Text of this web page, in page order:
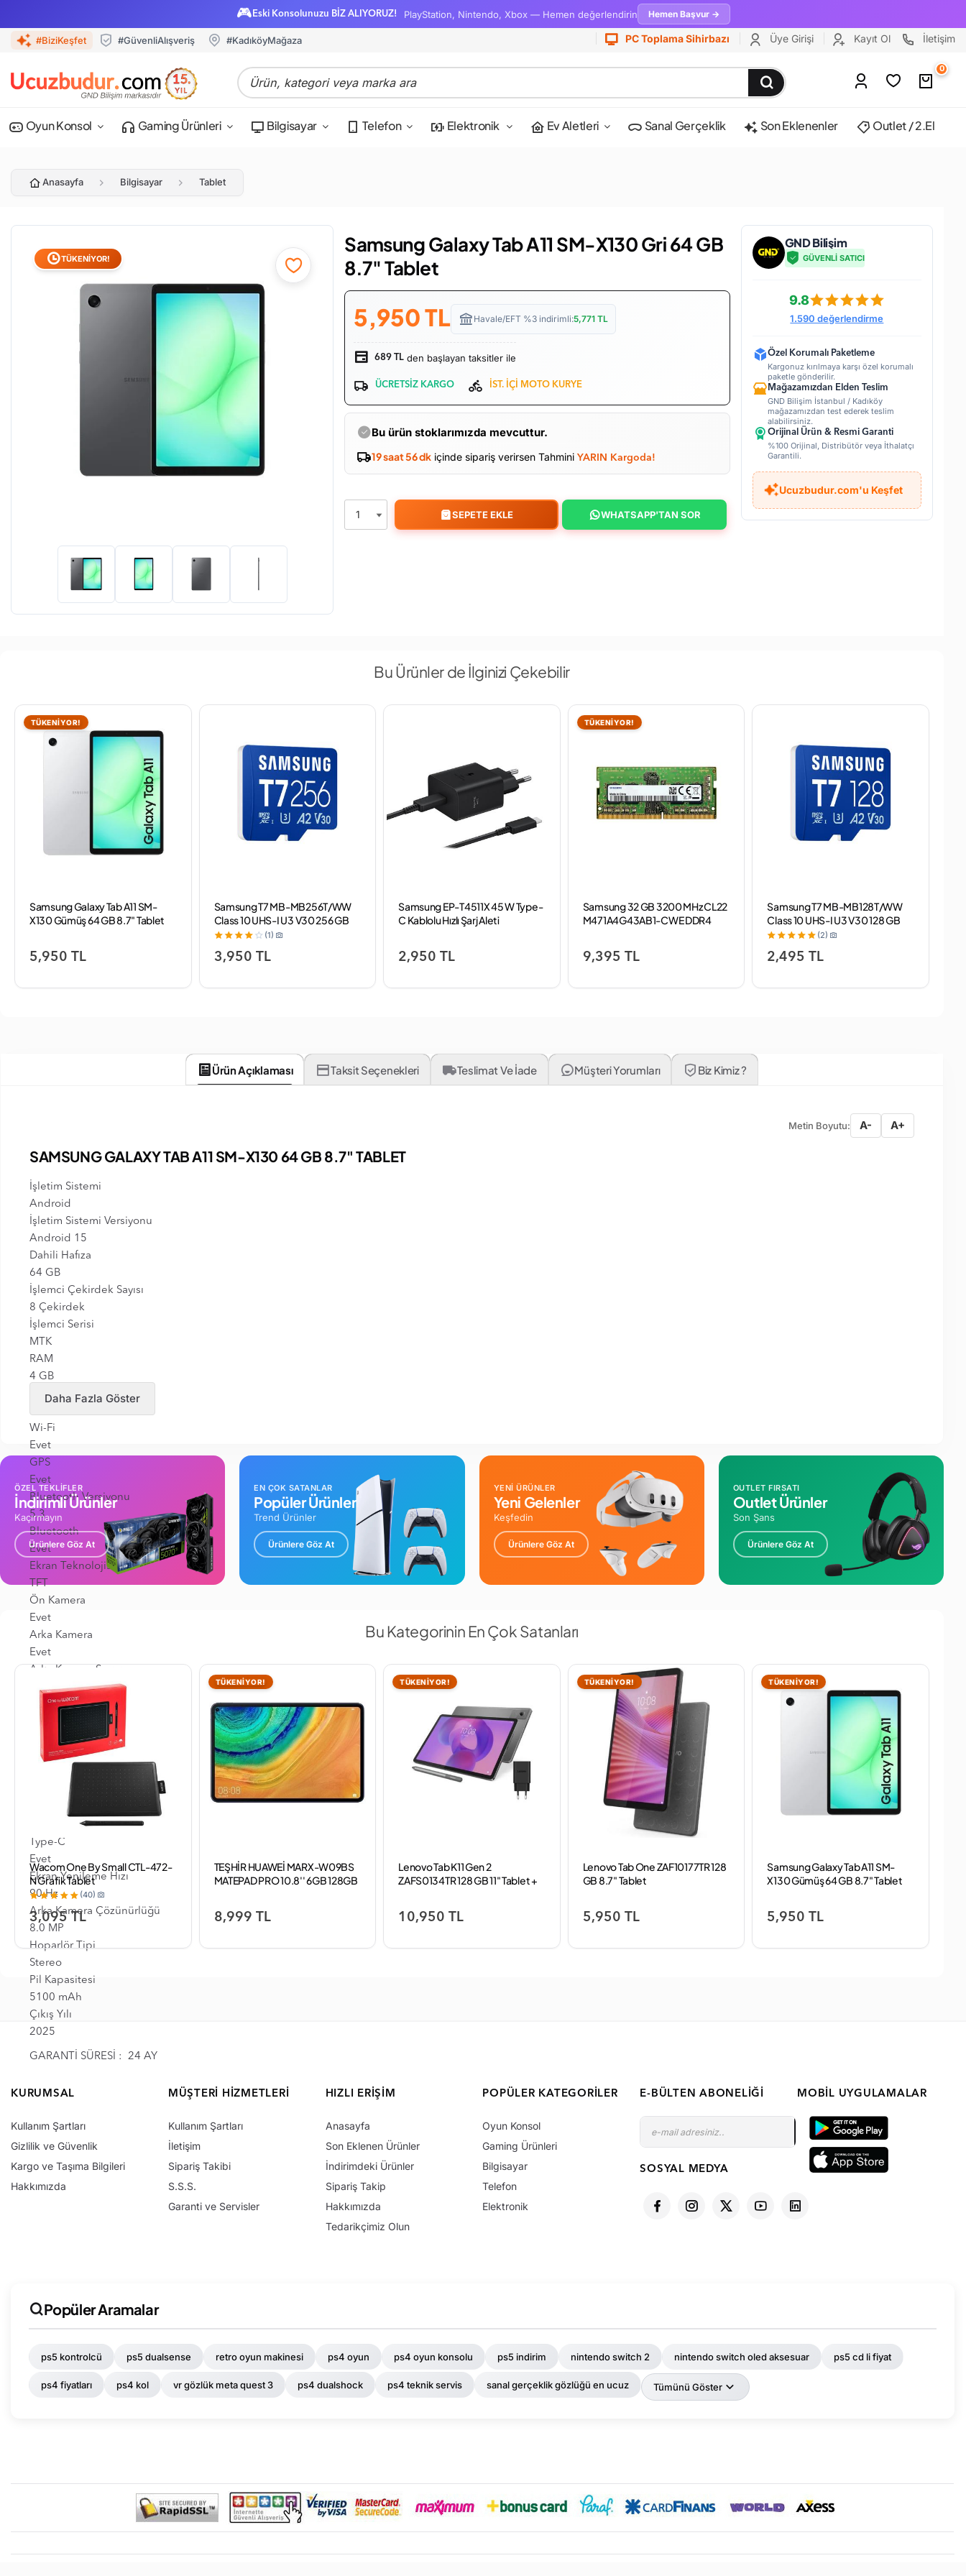
🎮 Eski Konsolunuzu BİZ ALIYORUZ! PlayStation, Nintendo, Xbox — Hemen değerlendirin Hemen Başvur →
#BiziKeşfet #GüvenliAlışveriş #KadıköyMağaza PC Toplama Sihirbazı Üye Girişi Kayıt Ol İletişim
0
Oyun Konsol Gaming Ürünleri Bilgisayar Telefon Elektronik Ev Aletleri Sanal Gerçeklik Son Eklenenler Outlet / 2.El
Anasayfa Bilgisayar Tablet
TÜKENİYOR!
Samsung Galaxy Tab A11 SM-X130 Gri 64 GB
8.7" Tablet
5,950TL Havale/EFT %3 indirimli:5,771 TL
689 TL den başlayan taksitler ile
ÜCRETSİZ KARGO İST. İÇİ MOTO KURYE
Bu ürün stoklarımızda mevcuttur.
19 saat 56 dk içinde sipariş verirsen TahminiYARIN Kargoda!
SEPETE EKLE WHATSAPP'TAN SOR
GND Bilişim
GÜVENLİ SATICI
9.8
1.590 değerlendirme
Özel Korumalı Paketleme
Kargonuz kırılmaya karşı özel korumalı
paketle gönderilir.
Mağazamızdan Elden Teslim
GND Bilişim İstanbul / Kadıköy
mağazamızdan test ederek teslim
alabilirsiniz.
Orijinal Ürün & Resmi Garanti
%100 Orijinal, Distribütör veya İthalatçı
Garantili.
Ucuzbudur.com'u Keşfet
Bu Ürünler de İlginizi Çekebilir
TÜKENİYOR!
Samsung Galaxy Tab A11 SM-
X130 Gümüş 64 GB 8.7" Tablet
5,950 TL
Samsung T7 MB-MB256T/WW
Class 10 UHS-I U3 V30 256 GB
Micro SD Kart
(1)
3,950 TL
Samsung EP-T4511X 45 W Type-
C Kablolu Hızlı Şarj Aleti
2,950 TL
TÜKENİYOR!
Samsung 32 GB 3200 MHz CL22
M471A4G43AB1-CWE DDR4
9,395 TL
Samsung T7 MB-MB128T/WW
Class 10 UHS-I U3 V30 128 GB
Micro SD Kart
(2)
2,495 TL
Ürün Açıklaması Taksit Seçenekleri Teslimat Ve İade Müşteri Yorumları Biz Kimiz ?
Metin Boyutu: A- A+
SAMSUNG GALAXY TAB A11 SM-X130 64 GB 8.7" TABLET
İşletim Sistemi
Android
İşletim Sistemi Versiyonu
Android 15
Dahili Hafıza
64 GB
İşlemci Çekirdek Sayısı
8 Çekirdek
İşlemci Serisi
MTK
RAM
4 GB
Arttırılabilir Hafıza
Evet
Wi-Fi
Evet
GPS
Evet
Bluetooth Versiyonu
5.3
Bluetooth
Evet
Ekran Teknolojisi
TFT
Ön Kamera
Evet
Arka Kamera
Evet
Arka Kamera Sayısı
Ön Kamera Çözünürlüğü
5.0 MP
Ekran Boyutu
8.7 inç
Ekran Çözünürlüğü
1340x800 px
Otomatik Odaklama
Type-C
Evet
Ekran Yenileme Hızı
90 Hz
Arka Kamera Çözünürlüğü
8.0 MP
Hoparlör Tipi
Stereo
Pil Kapasitesi
5100 mAh
Çıkış Yılı
2025
GARANTİ SÜRESİ : 24 AY
Daha Fazla Göster
ÖZEL TEKLİFLER
İndirimli Ürünler
Kaçırmayın
Ürünlere Göz At
EN ÇOK SATANLAR
Popüler Ürünler
Trend Ürünler
Ürünlere Göz At
YENİ ÜRÜNLER
Yeni Gelenler
Keşfedin
Ürünlere Göz At
OUTLET FIRSATI
Outlet Ürünler
Son Şans
Ürünlere Göz At
Bu Kategorinin En Çok Satanları
Wacom One By Small CTL-472-
N Grafik Tablet
(40)
3,095 TL
TÜKENİYOR!
TEŞHİR HUAWEİ MARX-W09BS
MATEPAD PRO 10.8'' 6GB 128GB
8,999 TL
TÜKENİYOR!
Lenovo Tab K11 Gen 2
ZAFS0134TR 128 GB 11" Tablet +
10,950 TL
TÜKENİYOR!
Lenovo Tab One ZAF10177TR 128
GB 8.7" Tablet
5,950 TL
TÜKENİYOR!
Samsung Galaxy Tab A11 SM-
X130 Gümüş 64 GB 8.7" Tablet
5,950 TL
KURUMSAL
Kullanım Şartları
Gizlilik ve Güvenlik
Kargo ve Taşıma Bilgileri
Hakkımızda
MÜŞTERI HIZMETLERI
Kullanım Şartları
İletişim
Sipariş Takibi
S.S.S.
Garanti ve Servisler
HIZLI ERIŞIM
Anasayfa
Son Eklenen Ürünler
İndirimdeki Ürünler
Sipariş Takip
Hakkımızda
Tedarikçimiz Olun
POPÜLER KATEGORILER
Oyun Konsol
Gaming Ürünleri
Bilgisayar
Telefon
Elektronik
E-BÜLTEN ABONELIĞI
SOSYAL MEDYA
MOBIL UYGULAMALAR
Popüler Aramalar
ps5 kontrolcü ps5 dualsense retro oyun makinesi ps4 oyun ps4 oyun konsolu ps5 indirim nintendo switch 2 nintendo switch oled aksesuar ps5 cd li fiyat
ps4 fiyatları ps4 kol vr gözlük meta quest 3 ps4 dualshock ps4 teknik servis sanal gerçeklik gözlüğü en ucuz Tümünü Göster